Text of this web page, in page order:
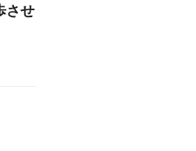
させ